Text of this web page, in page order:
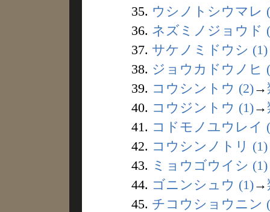
35. ウシノトシウマレ
36. ネズミノジョウド
37. サケノミドウシ (1)
38. ジョウカドウノヒ
39. コウシントウ (2)→
40. コウジントウ (1)→
41. コドモノユウレイ
42. コウシンノトリ (1)
43. ミョウゴウイシ (1)
44. ゴニンシュウ (1)→
45. チコウショウニン